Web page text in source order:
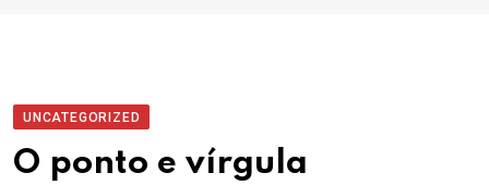
UNCATEGORIZED
O ponto e vírgula